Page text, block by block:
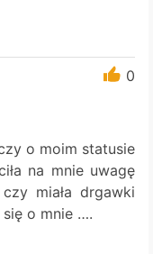
0
o moim statusie
na mnie uwagę
miała drgawki
się o mnie ….